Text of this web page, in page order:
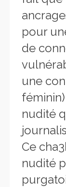
pour
de
une
nudité
Ce
nudité